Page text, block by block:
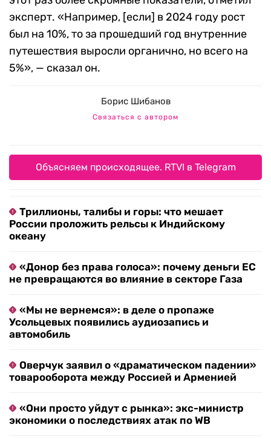
эксперт. «Например, [если] в 2024 году рост
был на 10%, то за прошедший год внутренние
путешествия выросли органично, но всего на
5%», — сказал он.
Борис Шибанов
Связаться с автором
Объясняем происходящее. RTVI в Telegram
Триллионы, талибы и горы: что мешает
России проложить рельсы к Индийскому
океану
«Донор без права голоса»: почему деньги ЕС
не превращаются во влияние в секторе Газа
«Мы не вернемся»: в деле о пропаже
Усольцевых появились аудиозапись и
автомобиль
Оверчук заявил о «драматическом падении»
товарооборота между Россией и Арменией
«Они просто уйдут с рынка»: экс-министр
экономики о последствиях атак по WB